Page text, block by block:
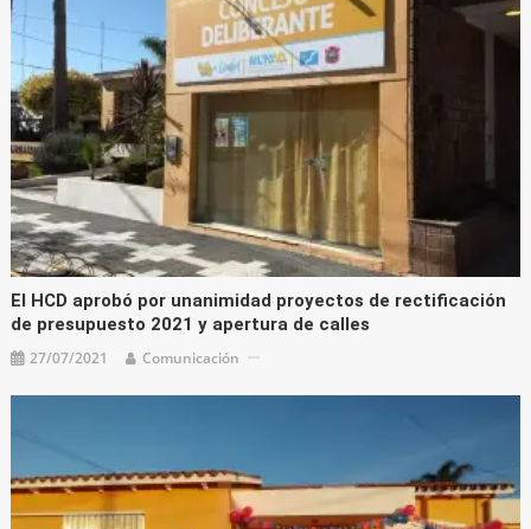
El HCD aprobó por unanimidad proyectos de rectificación
de presupuesto 2021 y apertura de calles
27/07/2021 Comunicación